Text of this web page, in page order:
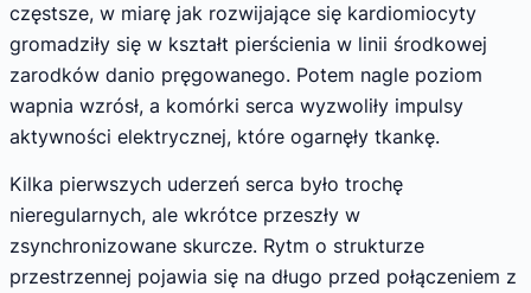
częstsze, w miarę jak rozwijające się kardiomiocyty
gromadziły się w kształt pierścienia w linii środkowej
zarodków danio pręgowanego. Potem nagle poziom
wapnia wzrósł, a komórki serca wyzwoliły impulsy
aktywności elektrycznej, które ogarnęły tkankę.
Kilka pierwszych uderzeń serca było trochę
nieregularnych, ale wkrótce przeszły w
zsynchronizowane skurcze. Rytm o strukturze
przestrzennej pojawia się na długo przed połączeniem z